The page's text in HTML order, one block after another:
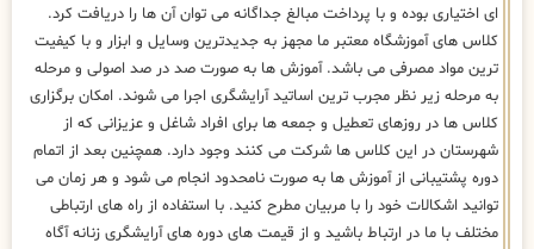
ای اختیاری بوده و با پرداخت مبالغ جداگانه می توان آن ها را دریافت کرد.
کلاس های آموزشگاه معتبر ما مجهز به جدیدترین وسایل و ابزار و با کیفیت
ترین مواد مصرفی می باشد. آموزش ها به صورت صد در صد اصولی و مرحله
به مرحله زیر نظر مجرب ترین اساتید آرایشگری اجرا می شوند. امکان برگزاری
کلاس ها در روزهای تعطیل و جمعه ها برای افراد شاغل و عزیزانی که از
شهرستان در این کلاس ها شرکت می کنند وجود دارد. همچنین بعد از اتمام
دوره پشتیبانی از آموزش ها به صورت نامحدود انجام می شود و هر زمان می
توانید اشکالات خود را با مربیان مطرح کنید. با استفاده از راه های ارتباطی
مختلف با ما در ارتباط باشید و از قیمت های دوره های آرایشگری زنانه آگاه